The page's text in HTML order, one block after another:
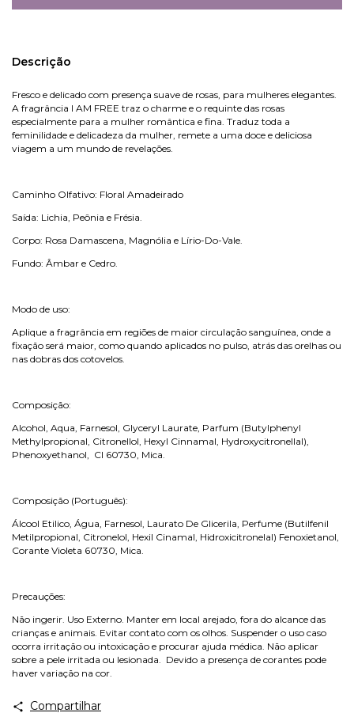
Descrição
Fresco e delicado com presença suave de rosas, para mulheres elegantes.
A fragrância I AM FREE traz o charme e o requinte das rosas
especialmente para a mulher romântica e fina. Traduz toda a
feminilidade e delicadeza da mulher, remete a uma doce e deliciosa
viagem a um mundo de revelações.
Caminho Olfativo: Floral Amadeirado
Saída: Lichia, Peônia e Frésia.
Corpo: Rosa Damascena, Magnólia e Lírio-Do-Vale.
Fundo: Âmbar e Cedro.
Modo de uso:
Aplique a fragrância em regiões de maior circulação sanguínea, onde a
fixação será maior, como quando aplicados no pulso, atrás das orelhas ou
nas dobras dos cotovelos.
Composição:
Alcohol, Aqua, Farnesol, Glyceryl Laurate, Parfum (Butylphenyl
Methylpropional, Citronellol, Hexyl Cinnamal, Hydroxycitronellal),
Phenoxyethanol, Cl 60730, Mica.
Composição (Português):
Álcool Etilico, Água, Farnesol, Laurato De Glicerila, Perfume (Butilfenil
Metilpropional, Citronelol, Hexil Cinamal, Hidroxicitronelal) Fenoxietanol,
Corante Violeta 60730, Mica.
Precauções:
Não ingerir. Uso Externo. Manter em local arejado, fora do alcance das
crianças e animais. Evitar contato com os olhos. Suspender o uso caso
ocorra irritação ou intoxicação e procurar ajuda médica. Não aplicar
sobre a pele irritada ou lesionada. Devido a presença de corantes pode
haver variação na cor.
Compartilhar